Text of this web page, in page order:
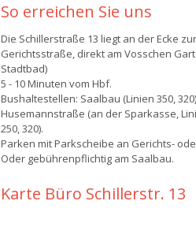
So erreichen Sie uns
Die Schillerstraße 13 liegt an der Ecke zur
Gerichtsstraße, direkt am Vosschen
Stadtbad)
5 - 10 Minuten vom Hbf.
Bushaltestellen: Saalbau (Linien 350,
Husemannstraße (an der Sparkasse,
250, 320).
Parken mit Parkscheibe an Gerichts-
Oder gebührenpflichtig am Saalbau.
Karte Büro Schillerstr. 13